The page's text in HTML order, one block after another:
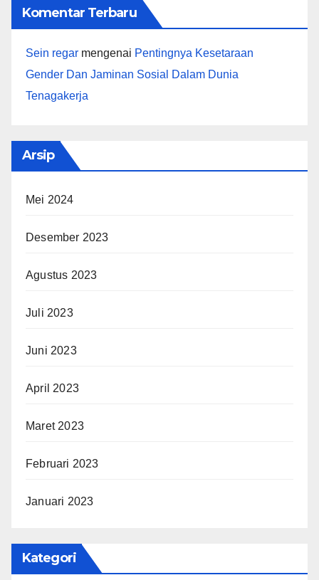
Komentar Terbaru
Sein regar mengenai Pentingnya Kesetaraan
Gender Dan Jaminan Sosial Dalam Dunia
Tenagakerja
Arsip
Mei 2024
Desember 2023
Agustus 2023
Juli 2023
Juni 2023
April 2023
Maret 2023
Februari 2023
Januari 2023
Kategori